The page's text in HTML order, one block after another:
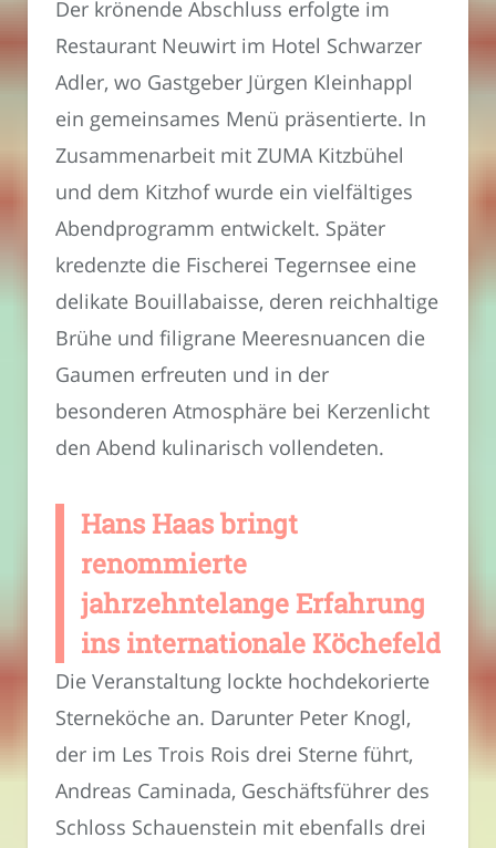
Der krönende Abschluss erfolgte im
Restaurant Neuwirt im Hotel Schwarzer
Adler, wo Gastgeber Jürgen Kleinhappl
ein gemeinsames Menü präsentierte. In
Zusammenarbeit mit ZUMA Kitzbühel
und dem Kitzhof wurde ein vielfältiges
Abendprogramm entwickelt. Später
kredenzte die Fischerei Tegernsee eine
delikate Bouillabaisse, deren reichhaltige
Brühe und filigrane Meeresnuancen die
Gaumen erfreuten und in der
besonderen Atmosphäre bei Kerzenlicht
den Abend kulinarisch vollendeten.
Hans Haas bringt
renommierte
jahrzehntelange Erfahrung
ins internationale Köchefeld
Die Veranstaltung lockte hochdekorierte
Sterneköche an. Darunter Peter Knogl,
der im Les Trois Rois drei Sterne führt,
Andreas Caminada, Geschäftsführer des
Schloss Schauenstein mit ebenfalls drei